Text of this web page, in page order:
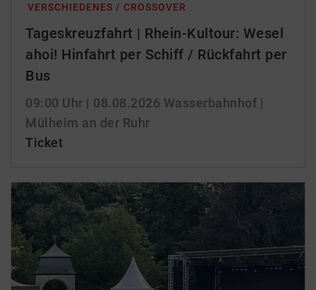
VERSCHIEDENES / CROSSOVER
Tageskreuzfahrt | Rhein-Kultour: Wesel
ahoi! Hinfahrt per Schiff / Rückfahrt per
Bus
09:00 Uhr | 08.08.2026 Wasserbahnhof |
Mülheim an der Ruhr
Ticket